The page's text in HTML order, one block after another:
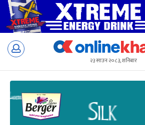
Skip
२३ साउन २०८३, शनिबार